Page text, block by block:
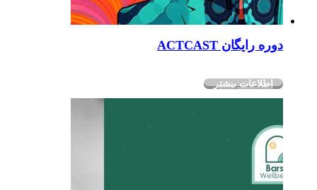
دوره رایگان ACTCAST
اطلاعات بیشتر